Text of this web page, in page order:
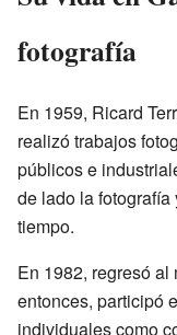
fotografía
En 1959, Ricard
realizó trabajos
públicos e
de lado la
tiempo.
En 1982, regresó
entonces, participó
individuales como